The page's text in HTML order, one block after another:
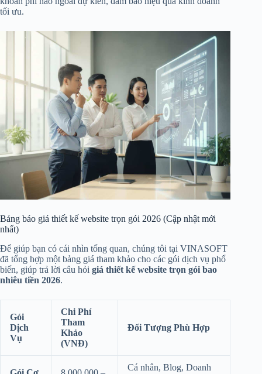
tối ưu.
Bảng báo giá thiết kế website trọn gói 2026 (Cập nhật mới
nhất)
Để giúp bạn có cái nhìn tổng quan, chúng tôi tại VINASOFT
đã tổng hợp một bảng giá tham khảo cho các gói dịch vụ phổ
biến, giúp trả lời câu hỏi giá thiết kế website trọn gói bao
nhiêu tiền 2026.
Gói
Dịch
Vụ
Chi Phí
Tham
Khảo
(VNĐ)
Đối Tượng Phù Hợp
Cá nhân, Blog, Doanh